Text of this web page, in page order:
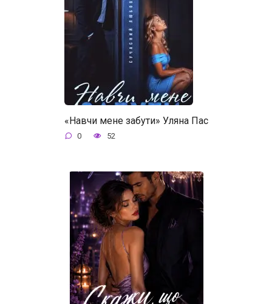
«Навчи мене забути» Уляна Пас
0 52